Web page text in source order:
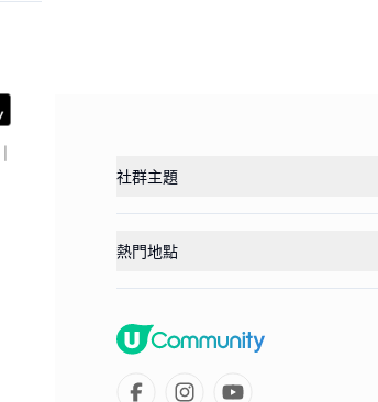
社群主題
熱門地點